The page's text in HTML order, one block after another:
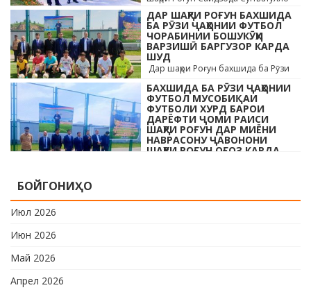
бо ҳайъати кормандони дастгоҳи
раиси шаҳр ва роҳбарони мақомотҳои
…
ДАР ШАҲРИ РОҒУН БАХШИДА
БА РӮЗИ ҶАҲОНИИ ФУТБОЛ
ЧОРАБИНИИ БОШУКӮҲИ
ВАРЗИШӢ БАРГУЗОР КАРДА
ШУД
Дар шаҳри Роғун бахшида ба Рӯзи
ҷавонони Тоҷикистон ва Рӯзи
ҷаҳонии футбол бо иштироки 10
даста мусобиқаи кушоди шаҳри аз …
БАХШИДА БА РӮЗИ ҶАҲОНИИ
ФУТБОЛ МУСОБИҚАИ
ФУТБОЛИ ХУРД БАРОИ
ДАРЁФТИ ҶОМИ РАИСИ
ШАҲРИ РОҒУН ДАР МИЁНИ
НАВРАСОНУ ҶАВОНОНИ
ШАҲРИ РОҒУН ОҒОЗ КАРДА
ҷаҳонии футбол бо иштироки 10
БОЙГОНИҲО
Июл 2026
Июн 2026
Май 2026
Апрел 2026